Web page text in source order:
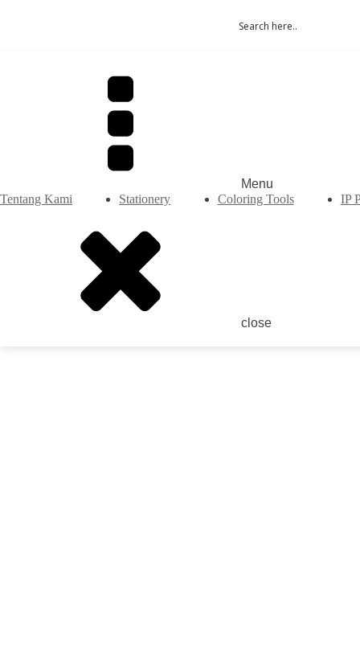
Menu
Tentang Kami
Stationery Coloring Tools IP
close